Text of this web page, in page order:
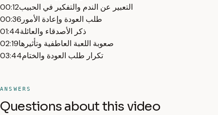
00:12التعبير عن الندم والتفكير في الحبيب
00:36 طلب العودة وإعادة الأمور
01:44ذكر الأصدقاء والعائلة
02:19صعوبة اللعبة العاطفية وتأثيرها
03:44تكرار طلب العودة والختام
ANSWERS
Questions about this video